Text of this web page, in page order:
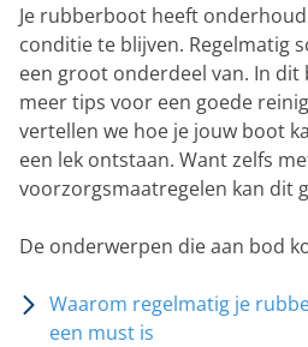
Je rubberboot heeft
conditie te blijven. Regelmatig
een groot onderdeel van. In dit
meer tips voor een goede
vertellen we hoe je jouw boot
een lek ontstaan. Want zelfs
voorzorgsmaatregelen kan dit
De onderwerpen die aan bod
Waarom regelmatig je
een must is